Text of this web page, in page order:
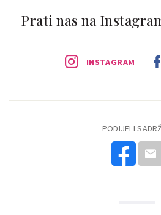
Prati nas na
INSTAGRAM
PODIJELI